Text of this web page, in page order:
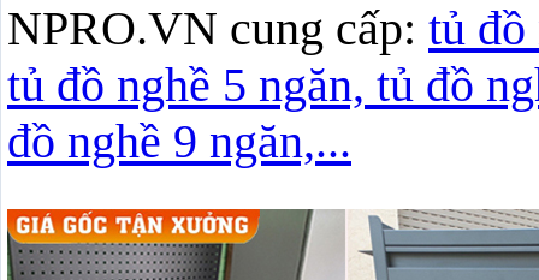
NPRO.VN cung cấp: tủ đồ
tủ đồ nghề 5 ngăn, tủ đồ
đồ nghề 9 ngăn,...